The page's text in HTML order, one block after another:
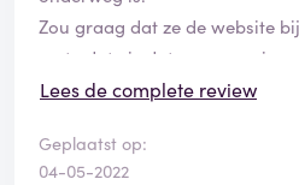
Zou graag dat ze de website
up te date is dat er geen
de toekomst voor andere
Lees de complete review
Geplaatst op:
04-05-2022